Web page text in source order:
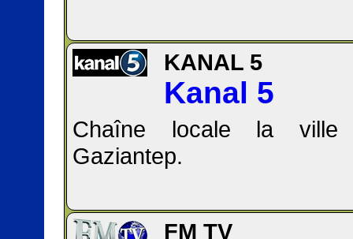
KANAL 5
Kanal 5
Chaîne locale la
Gaziantep.
FM TV